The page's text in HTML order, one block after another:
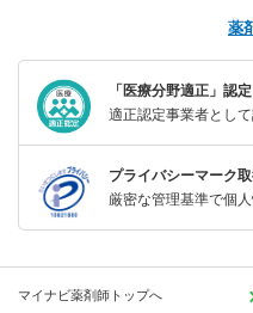
薬
「医療分野適正」認
適正認定事業者として
プライバシーマーク
厳密な管理基準で個
マイナビ薬剤師トップへ